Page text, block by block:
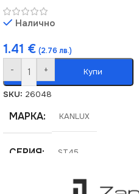
Налично
1.41 € (2.76 лв.)
- + Купи
SKU: 26048
МАРКА KANLUX
СЕРИЯ ST45
E27